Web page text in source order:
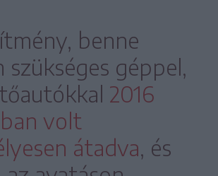
benne
szükséges géppel,
2016
volt
átadva, és